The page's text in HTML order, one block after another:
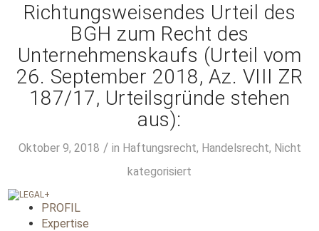
Richtungsweisendes Urteil des
BGH zum Recht des
Unternehmenskaufs (Urteil vom
26. September 2018, Az. VIII ZR
187/17, Urteilsgründe stehen
aus):
Oktober 9, 2018 / in Haftungsrecht, Handelsrecht, Nicht
kategorisiert
PROFIL
Expertise